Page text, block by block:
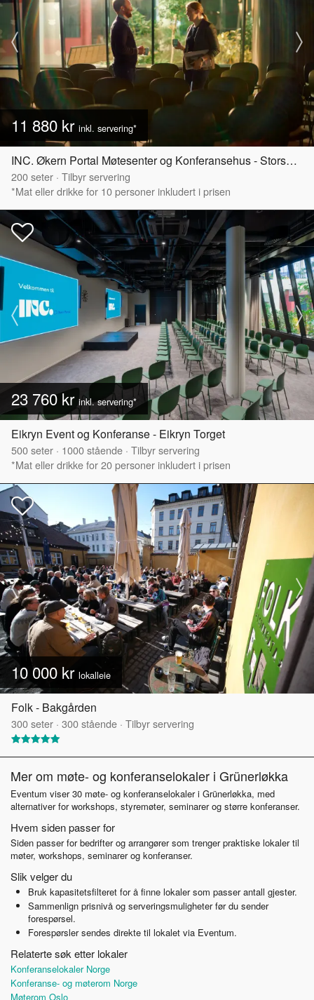
11 880 kr inkl. servering*
INC. Økern Portal Møtesenter og Konferansehus - Storsalen
200seter · Tilbyr servering
*Mat eller drikke for 10 personer inkludert i prisen
23 760 kr inkl. servering*
Eikryn Event og Konferanse - Eikryn Torget
500seter · 1000stående · Tilbyr servering
*Mat eller drikke for 20 personer inkludert i prisen
10 000 kr lokalleie
Folk - Bakgården
300seter · 300stående · Tilbyr servering
Mer om møte- og konferanselokaler i Grünerløkka
Eventum viser 30 møte- og konferanselokaler i Grünerløkka, med
alternativer for workshops, styremøter, seminarer og større konferanser.
Hvem siden passer for
Siden passer for bedrifter og arrangører som trenger praktiske lokaler til
møter, workshops, seminarer og konferanser.
Slik velger du
Bruk kapasitetsfilteret for å finne lokaler som passer antall gjester.
Sammenlign prisnivå og serveringsmuligheter før du sender
forespørsel.
Forespørsler sendes direkte til lokalet via Eventum.
Relaterte søk etter lokaler
Konferanselokaler Norge
Konferanse- og møterom Norge
Møterom Oslo